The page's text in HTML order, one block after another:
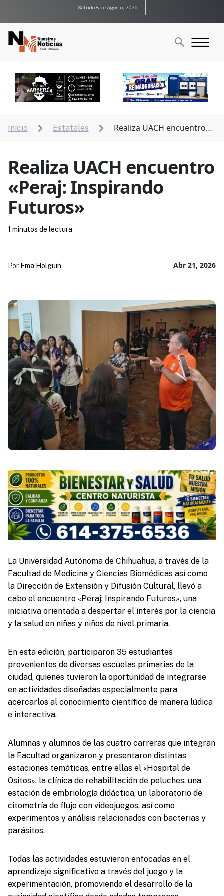
Sábado 8 de Agosto, 2026
Inicio  Estatales 
Realiza UACH encuentro
Realiza UACH encuentro
«Peraj: Inspirando
Futuros»
Abr 21, 2026
Por Ema Holguin
1 minutos de lectura
La Universidad Autónoma de Chihuahua, a través de la
Facultad de Medicina y Ciencias Biomédicas así como
la Dirección de Extensión y Difusión Cultural, llevó a
cabo el encuentro «Peraj: Inspirando Futuros», una
iniciativa orientada a despertar el interés por la ciencia
y la salud en niñas y niños de nivel primaria.
En esta edición, participaron 35 estudiantes
provenientes de diversas escuelas primarias de la
ciudad, quienes tuvieron la oportunidad de integrarse
en actividades diseñadas especialmente para
acercarlos al conocimiento científico de manera lúdica
e interactiva.
Alumnas y alumnos de las cuatro carreras que integran
la Facultad organizaron y presentaron distintas
estaciones temáticas, entre ellas el «Hospital de
Ositos», la clínica de rehabilitación de peluches, una
estación de embriología didáctica, un laboratorio de
citometría de flujo con videojuegos, así como
experimentos y análisis relacionados con bacterias y
parásitos.
Todas las actividades estuvieron enfocadas en el
aprendizaje significativo a través del juego y la
experimentación, promoviendo el desarrollo de la